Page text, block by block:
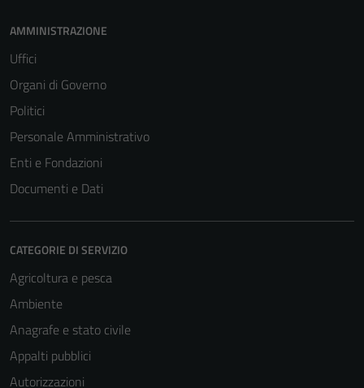
AMMINISTRAZIONE
Uffici
Organi di Governo
Politici
Personale Amministrativo
Enti e Fondazioni
Documenti e Dati
CATEGORIE DI SERVIZIO
Agricoltura e pesca
Ambiente
Anagrafe e stato civile
Appalti pubblici
Autorizzazioni